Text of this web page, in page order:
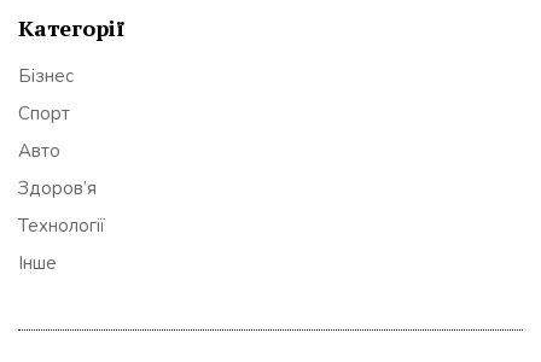
Категорії
Бізнес
Спорт
Авто
Здоров’я
Технології
Інше